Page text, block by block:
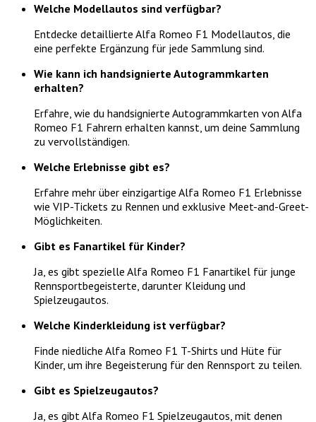
Welche Modellautos sind verfügbar?
Entdecke detaillierte Alfa Romeo F1 Modellautos, die
eine perfekte Ergänzung für jede Sammlung sind.
Wie kann ich handsignierte Autogrammkarten
erhalten?
Erfahre, wie du handsignierte Autogrammkarten von Alfa
Romeo F1 Fahrern erhalten kannst, um deine Sammlung
zu vervollständigen.
Welche Erlebnisse gibt es?
Erfahre mehr über einzigartige Alfa Romeo F1 Erlebnisse
wie VIP-Tickets zu Rennen und exklusive Meet-and-Greet-
Möglichkeiten.
Gibt es Fanartikel für Kinder?
Ja, es gibt spezielle Alfa Romeo F1 Fanartikel für junge
Rennsportbegeisterte, darunter Kleidung und
Spielzeugautos.
Welche Kinderkleidung ist verfügbar?
Finde niedliche Alfa Romeo F1 T-Shirts und Hüte für
Kinder, um ihre Begeisterung für den Rennsport zu teilen.
Gibt es Spielzeugautos?
Ja, es gibt Alfa Romeo F1 Spielzeugautos, mit denen